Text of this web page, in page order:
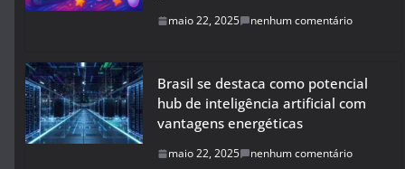
maio 22, 2025 nenhum comentário
Brasil se destaca como potencial
hub de inteligência artificial com
vantagens energéticas
maio 22, 2025 nenhum comentário